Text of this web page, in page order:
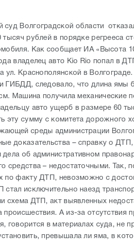
Волгоградской области
тысяч рублей в порядке регрееса
Как сообщает ИА «Высота
владелец авто Kio Rio попал в
ул. Краснополянской в
ГИБДД, следовало, что длина ямы
см. Машина получила механические
авто ущерб в размере 60
эту сумму с комитета дорожного
среды администрации
доказательства – справку о
дела об административном
средства – недостаточными. Так,
по факту ДТП, невозможно с
стал исключительно наезд
схема ДТП, акт выявленных
происшествия. А из-за отсутствия
говорится в материалах суда, не
превышала ли яма, в